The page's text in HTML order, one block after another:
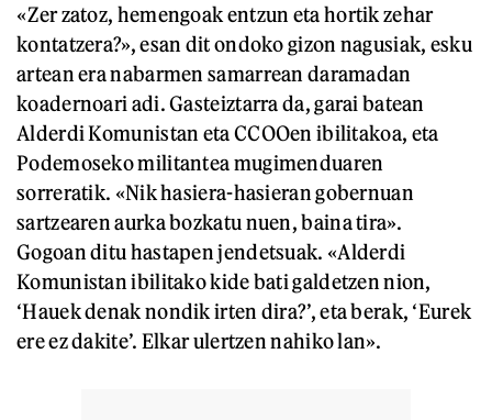
«Zer zatoz, hemengoak entzun eta hortik zehar
kontatzera?», esan dit ondoko gizon nagusiak, esku
artean era nabarmen samarrean daramadan
koadernoari adi. Gasteiztarra da, garai batean
Alderdi Komunistan eta CCOOen ibilitakoa, eta
Podemoseko militantea mugimenduaren
sorreratik. «Nik hasiera-hasieran gobernuan
sartzearen aurka bozkatu nuen, baina tira».
Gogoan ditu hastapen jendetsuak. «Alderdi
Komunistan ibilitako kide bati galdetzen nion,
‘Hauek denak nondik irten dira?’, eta berak, ‘Eurek
ere ez dakite’. Elkar ulertzen nahiko lan».